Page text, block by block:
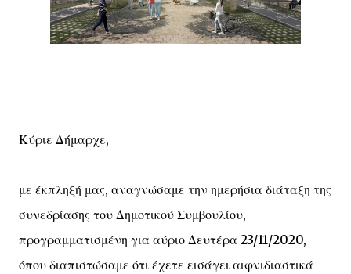
Κύριε Δήμαρχε,
με έκπληξή μας, αναγνώσαμε την ημερήσια διάταξη της
συνεδρίασης του Δημοτικού Συμβουλίου,
προγραμματισμένη για αύριο Δευτέρα 23/11/2020,
όπου διαπιστώσαμε ότι έχετε εισάγει αιφνιδιαστικά